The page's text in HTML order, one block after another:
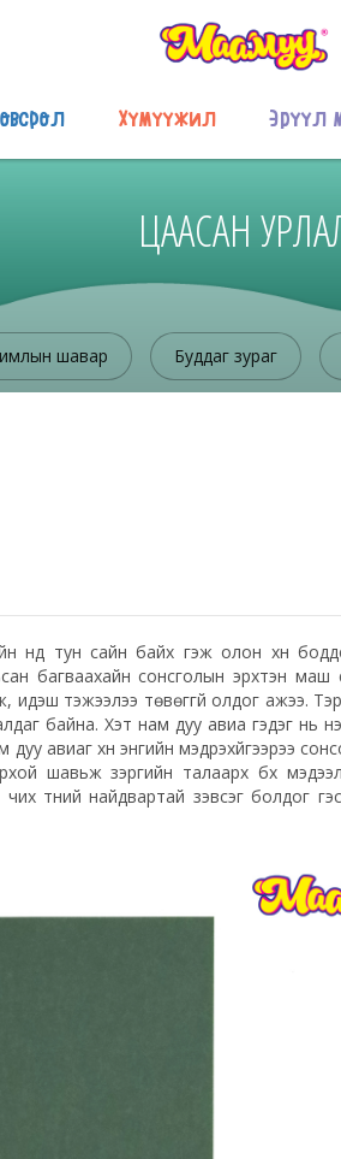
Хүмүүжил Эрүүл
ЦААСАН
шавар Буддаг зураг
нүд тун сайн байх гэж олон хүн
багваахайн сонсголын эрхтэн
идэш тэжээлээ төвөггүй олдог ажээ.
байна. Хэт нам дуу авиа гэдэг нь
авиаг хүн энгийн мэдрэхүйгээрээ
шавьж зэргийн талаарх бүх
түүний найдвартай зэвсэг болдог